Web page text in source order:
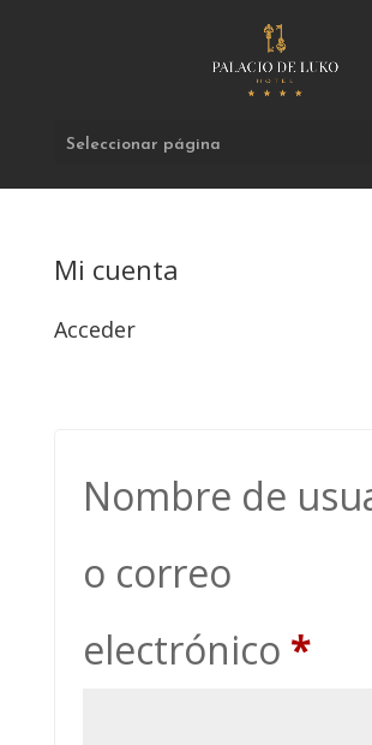
Seleccionar página
Mi cuenta
Acceder
Nombre de
o correo
electrónico *